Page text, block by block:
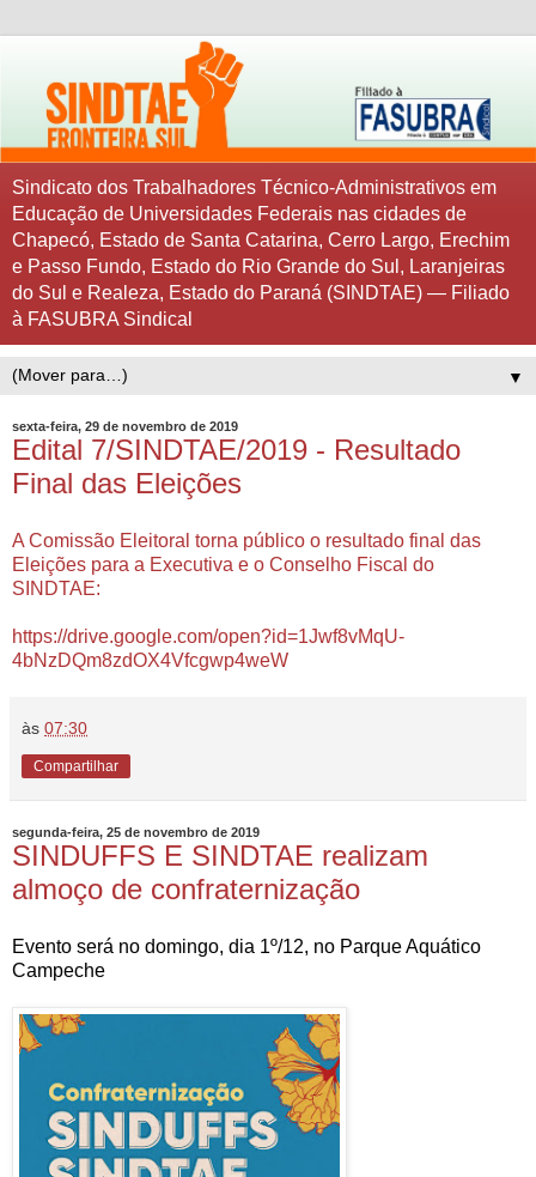
Sindicato dos Trabalhadores Técnico-Administrativos em
Educação de Universidades Federais nas cidades de
Chapecó, Estado de Santa Catarina, Cerro Largo, Erechim
e Passo Fundo, Estado do Rio Grande do Sul, Laranjeiras
do Sul e Realeza, Estado do Paraná (SINDTAE) — Filiado
à FASUBRA Sindical
▼
sexta-feira, 29 de novembro de 2019
Edital 7/SINDTAE/2019 - Resultado
Final das Eleições
A Comissão Eleitoral torna público o resultado final das
Eleições para a Executiva e o Conselho Fiscal do
SINDTAE:
https://drive.google.com/open?id=1Jwf8vMqU-
4bNzDQm8zdOX4Vfcgwp4weW
às 07:30
Compartilhar
segunda-feira, 25 de novembro de 2019
SINDUFFS E SINDTAE realizam
almoço de confraternização
Evento será no domingo, dia 1º/12, no Parque Aquático
Campeche